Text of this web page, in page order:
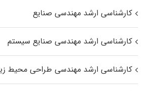
کارشناسی ارشد مهندسی صنایع
کارشناسی ارشد مهندسی صنایع سیستم
کارشناسی ارشد مهندسی طراحی محیط